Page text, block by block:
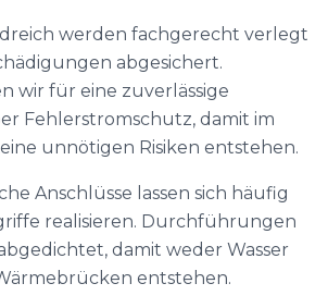
werden fachgerecht verlegt
abgesichert.
wir für eine zuverlässige
Fehlerstromschutz, damit im
unnötigen Risiken entstehen.
Anschlüsse lassen sich häufig
realisieren. Durchführungen
damit weder Wasser
entstehen.